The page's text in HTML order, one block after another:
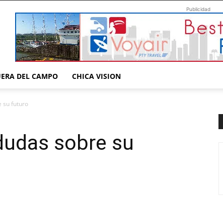
Publicidad
DEL CAMPO CHICA VISION
su futuro
sobre su